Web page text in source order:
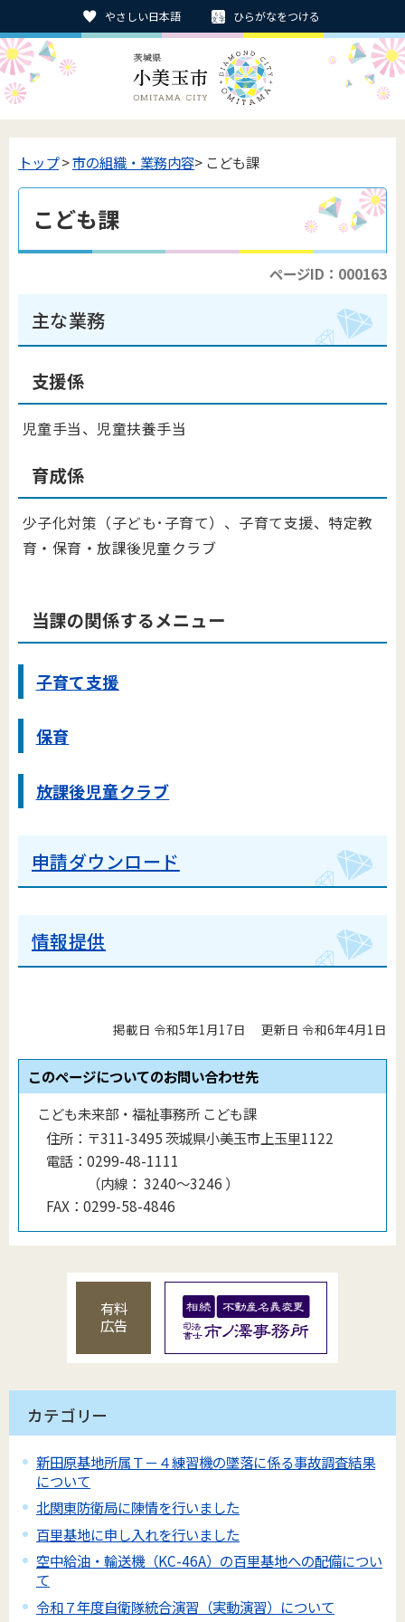
やさしい日本語 ひらがなをつける
トップ>市の組織・業務内容> こども課
こども課
ページID：000163
主な業務
支援係
児童手当、児童扶養手当
育成係
少子化対策（子ども･子育て）、子育て支援、特定教
育・保育・放課後児童クラブ
当課の関係するメニュー
子育て支援
保育
放課後児童クラブ
申請ダウンロード
情報提供
掲載日 令和5年1月17日 更新日 令和6年4月1日
このページについてのお問い合わせ先
こども未来部・福祉事務所 こども課
住所： 〒311-3495 茨城県小美玉市上玉里1122
電話： 0299-48-1111
（内線 ： 3240～3246 ）
FAX： 0299-58-4846
有料
広告
カテゴリー
新田原基地所属Ｔ－４練習機の墜落に係る事故調査結果
について
北関東防衛局に陳情を行いました
百里基地に申し入れを行いました
空中給油・輸送機（KC-46A）の百里基地への配備につい
て
令和７年度自衛隊統合演習（実動演習）について